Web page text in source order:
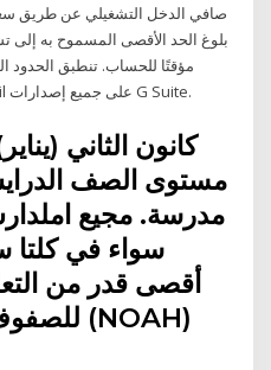
صافي الدخل التشغيلي عن طريق
بلوغ الحد الأقصى المسموح به إلى
التالية لمُعدَّل نقل البيانات في Gmail على جميع إصدارات G Suite.
مدرسة. مجيع
سواء في
أقصى قدر من